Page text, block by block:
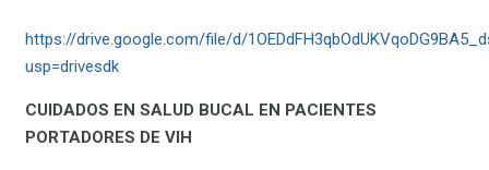
https://drive.google.com/file/d/
usp=drivesdk
CUIDADOS EN SALUD BUCAL EN PACIENTES
PORTADORES DE VIH